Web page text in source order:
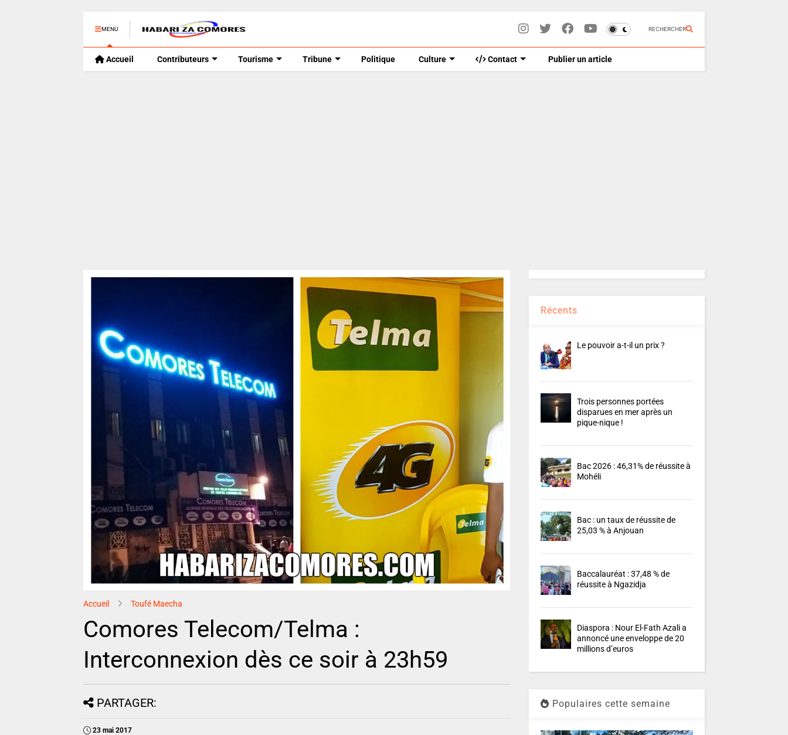
MENU RECHERCHER
Accueil Contributeurs Tourisme Tribune Politique Culture Contact Publier un article
Accueil Toufé Maecha
Comores Telecom/Telma :
Interconnexion dès ce soir à 23h59
PARTAGER:
23 mai 2017
Récents
Le pouvoir a-t-il un prix ?
Trois personnes portées
disparues en mer après un
pique-nique !
Bac 2026 : 46,31% de réussite à
Mohéli
Bac : un taux de réussite de
25,03 % à Anjouan
Baccalauréat : 37,48 % de
réussite à Ngazidja
Diaspora : Nour El-Fath Azali a
annoncé une enveloppe de 20
millions d’euros
Populaires cette semaine